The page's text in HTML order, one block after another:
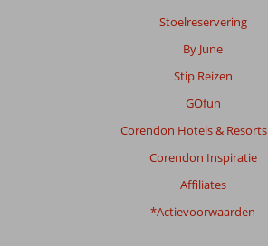
Stoelreservering
By June
Stip Reizen
GOfun
Corendon Hotels & Resorts
Corendon Inspiratie
Affiliates
*Actievoorwaarden